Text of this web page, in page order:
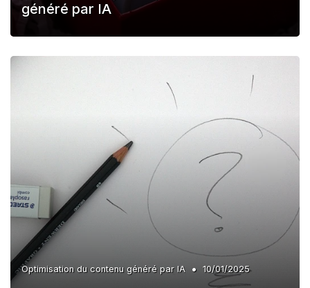
généré par IA
Optimisation du contenu généré par IA • 10/01/2025